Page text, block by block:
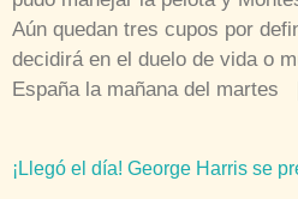
Aún quedan tres cupos por
decidirá en el duelo de vida o
España la mañana del
¡Llegó el día! George Harris se